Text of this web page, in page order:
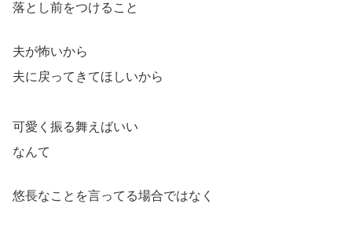
落とし前をつけること
夫が怖いから
夫に戻ってきてほしいから
可愛く振る舞えばいい
なんて
悠長なことを言ってる場合ではなく